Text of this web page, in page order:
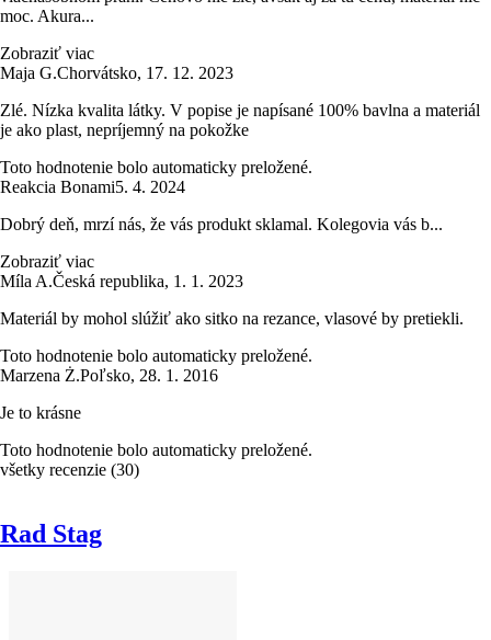
moc. Akura...
Zobraziť viac
Maja G.Chorvátsko, 17. 12. 2023
Zlé. Nízka kvalita látky. V popise je napísané 100% bavlna a materiál
je ako plast, nepríjemný na pokožke
Toto hodnotenie bolo automaticky preložené.
Reakcia Bonami5. 4. 2024
Dobrý deň, mrzí nás, že vás produkt sklamal. Kolegovia vás b...
Zobraziť viac
Míla A.Česká republika, 1. 1. 2023
Materiál by mohol slúžiť ako sitko na rezance, vlasové by pretiekli.
Toto hodnotenie bolo automaticky preložené.
Marzena Ż.Poľsko, 28. 1. 2016
Je to krásne
Toto hodnotenie bolo automaticky preložené.
všetky recenzie (30)
Rad Stag